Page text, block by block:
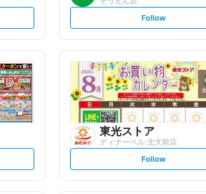
s
t
l
o
w
Follow
東光ストア
ディナーベル 北大前店
s
t
Follow